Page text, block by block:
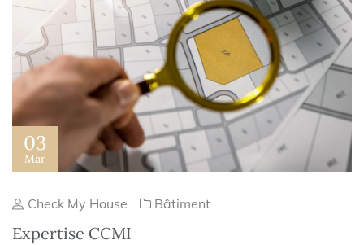
03
Mar
Check My House Bâtiment
Expertise CCMI